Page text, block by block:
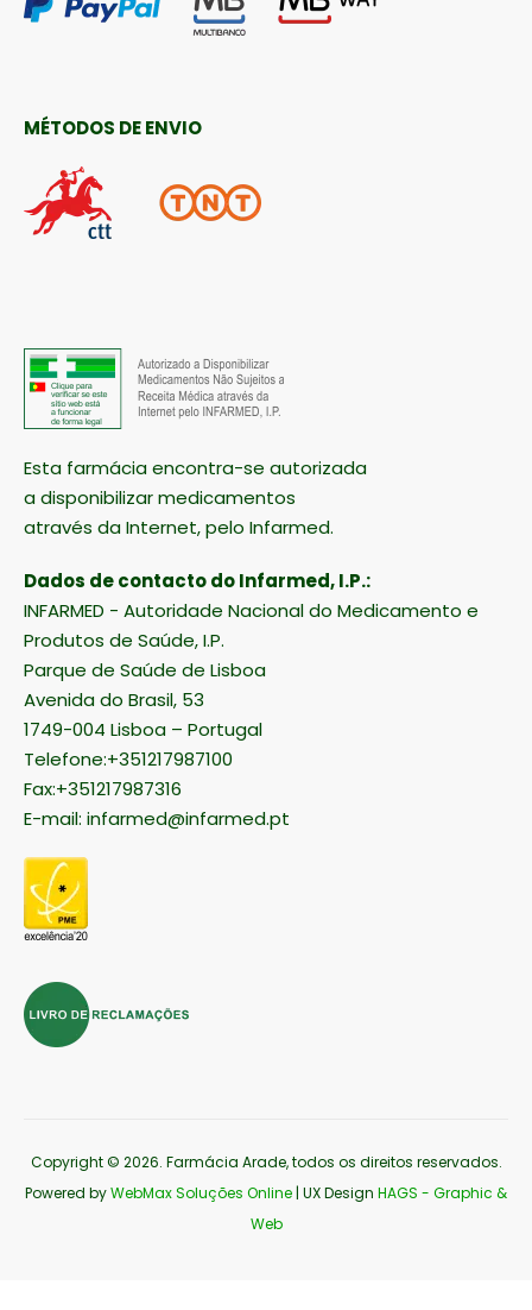
MÉTODOS DE ENVIO
Esta farmácia encontra-se autorizada
a disponibilizar medicamentos
através da Internet, pelo Infarmed.
Dados de contacto do Infarmed, I.P.:
INFARMED - Autoridade Nacional do Medicamento e
Produtos de Saúde, I.P.
Parque de Saúde de Lisboa
Avenida do Brasil, 53
1749-004 Lisboa – Portugal
Telefone:+351217987100
Fax:+351217987316
E-mail: infarmed@infarmed.pt
Copyright © 2026. Farmácia Arade, todos os direitos reservados.
Powered byWebMax Soluções Online | UX Design HAGS - Graphic &
Web